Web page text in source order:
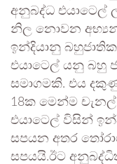
අනුබද්ධ එයාටෙල්
නිල නොවන
ඉන්දියානු
එයාටෙල් යනු බහු
සමාගමකි. එය
18ක මෙන්ම චැනල්
එයාටෙල් විසින්
සපයන අතර
සපයයි.ඊට